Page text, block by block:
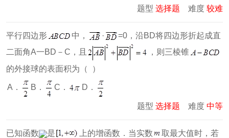
题型 选择题 难度 较难
平行四边形 中， ·
=0，沿BD将四边形折起成直
二面角A一BD－C，且
，则三棱锥
的外接球的表面积为（ ）
A． B． C． D．
题型 选择题 难度 中等
已知函数 是 上的增函数．当实数
取最大值时，若